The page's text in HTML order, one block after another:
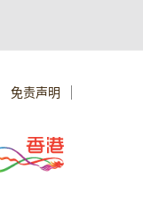
免责声明